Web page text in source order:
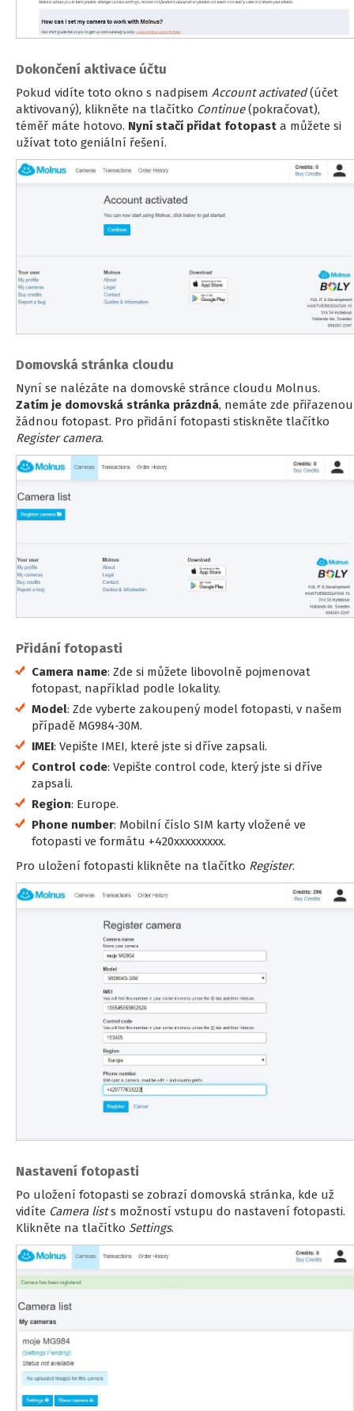
Dokončení aktivace účtu
Pokud vidíte toto okno s nadpisem Account activated(účet
aktivovaný), klikněte na tlačítko Continue(pokračovat),
téměř máte hotovo. Nyní stačí přidat fotopast a můžete si
užívat toto geniální řešení.
Domovská stránka cloudu
Nyní se nalézáte na domovské stránce cloudu Molnus.
Zatím je domovská stránka prázdná, nemáte zde přiřazenou
žádnou fotopast. Pro přidání fotopasti stiskněte tlačítko
Register camera.
Přidání fotopasti
Camera name: Zde si můžete libovolně pojmenovat
fotopast, například podle lokality.
Model: Zde vyberte zakoupený model fotopasti, v našem
případě MG984-30M.
IMEI: Vepište IMEI, které jste si dříve zapsali.
Control code: Vepište control code, který jste si dříve
zapsali.
Region: Europe.
Phone number: Mobilní číslo SIM karty vložené ve
fotopasti ve formátu +420xxxxxxxxx.
Pro uložení fotopasti klikněte na tlačítko Register.
Nastavení fotopasti
Po uložení fotopasti se zobrazí domovská stránka, kde už
vidíte Camera lists možností vstupu do nastavení fotopasti.
Klikněte na tlačítko Settings.